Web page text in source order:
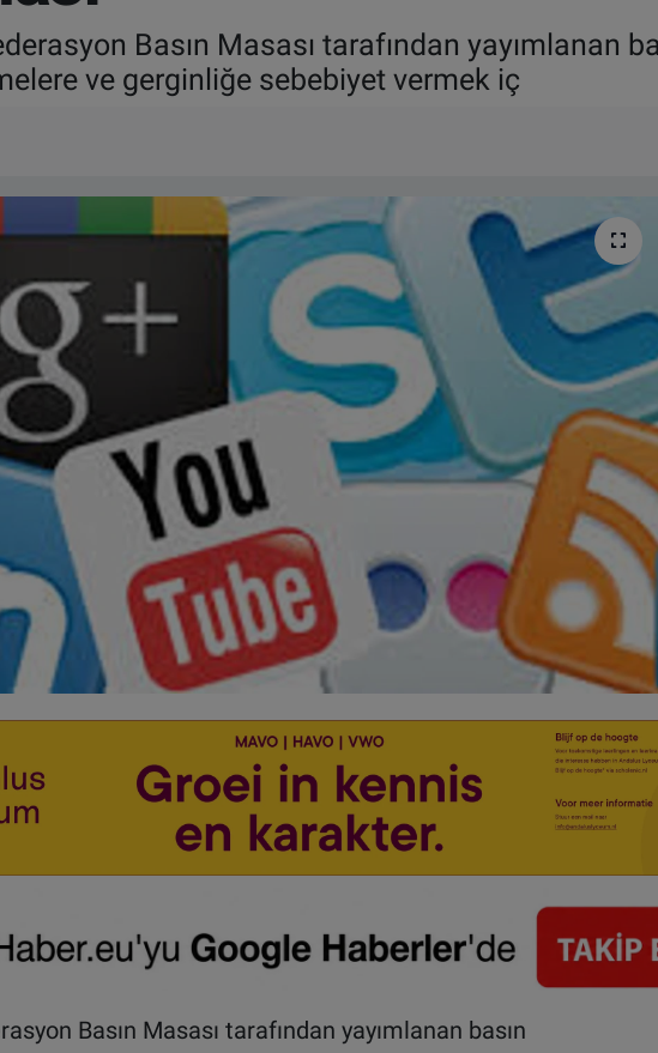
Basın Masası tarafından yayımlanan
ve gerginliğe sebebiyet vermek iç
Basın Masası tarafından yayımlanan basın